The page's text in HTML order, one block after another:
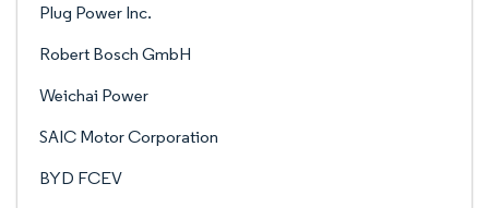
Plug Power Inc.
Robert Bosch GmbH
Weichai Power
SAIC Motor Corporation
BYD FCEV